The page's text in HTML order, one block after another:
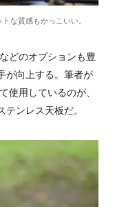
な質感もかっこいい。
どのオプションも豊
が向上する。筆者が
使用しているのが、
ンレス天板だ。